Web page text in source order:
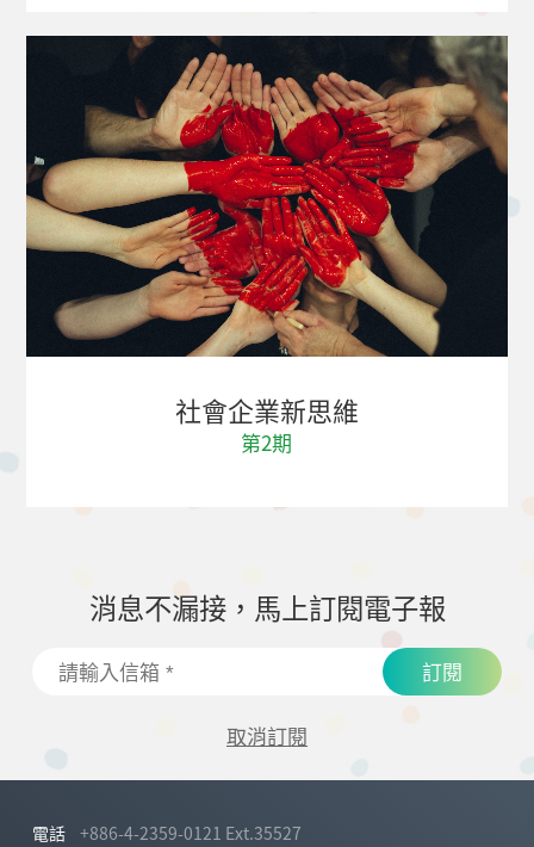
社會企業新思維
第2期
消息不漏接，馬上訂閱電子報
訂閱
取消訂閱
電話 +886-4-2359-0121 Ext.35527